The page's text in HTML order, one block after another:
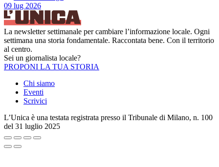
09 lug 2026
La newsletter settimanale per cambiare l’informazione locale. Ogni
settimana una storia fondamentale. Raccontata bene. Con il territorio
al centro.
Sei un giornalista locale?
PROPONI LA TUA STORIA
Chi siamo
Eventi
Scrivici
L’Unica è una testata registrata presso il Tribunale di Milano, n. 100
del 31 luglio 2025